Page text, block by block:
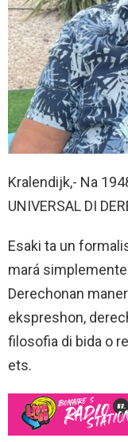
Kralendijk,- Na
UNIVERSAL DI
Esaki ta un
mará simplemente
Derechonan
ekspreshon,
filosofia di bida o
ets.